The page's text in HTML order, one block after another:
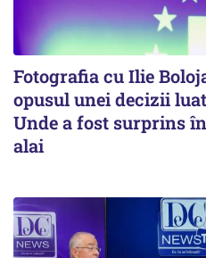
Fotografia cu Ilie
opusul unei decizii
Unde a fost surprins
alai